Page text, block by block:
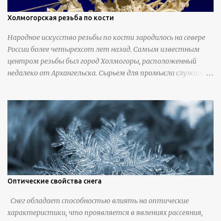
Холмогорская резьба по кости
Народное искусство резьбы по кости зародилось на севере
России более четырехсот лет назад. Самым известным
центром резьбы был город Холмогоры, расположенный
недалеко от Архангельска. Сырьем для промысла служили
облагораживая ее специальной обработкой и тонировкой. В
19 веке резчики также использовали дорогую импортную
слоновую кость для важных заказов. Ажурная ваза
яйцевидной формы с аллегориями времен года - сценами
сбора урожая, сбора фруктов, свадьбы и пожара; кость,
высота 31 см, Н. С. Верещагин, 18 век, из собрания
Государственного Эрмитажа. Кружка с портретами
Дудин О. Х., 18 век, из собрания Государственного Эрмитажа.
Панно с изображением церкви Святых Петра и Павла,
Оптические свойства снега
Снег обладает способностью влиять на оптические
характеристики, что проявляется в явлениях рассеяния,